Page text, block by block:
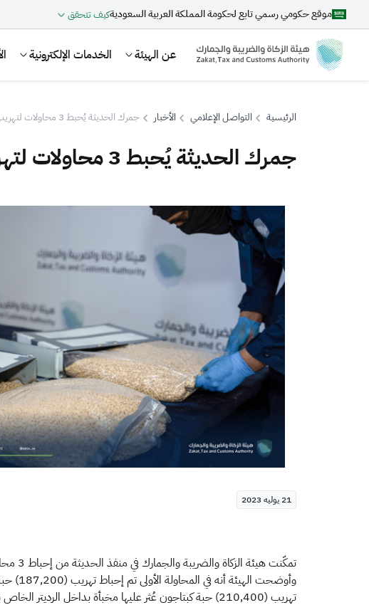
موقع حكومي رسمي تابع لحكومة المملكة العربية السعوديةكيف تتحقق
عن الهيئة الخدمات الإلكترونية
بحث
اقتراحات
الزكاة ضريبة القيمة المضافة الإقرار
الرئيسية التواصل الإعلامي الأخبار جمرك الحديثة يُحبط 3 محاولات لتهريب أكثر من 539 ألف حبة كبتاجون
جمرك الحديثة يُحبط 3 محاولات لتهريب أكثر من 539 ألف حبة كبتاجون
21 يوليه 2023
تمكّنت هيئة الزكاة والضريبة والجمارك في منفذ الحديثة من إحباط 3 محاولات لتهريب أكثر من 539 ألف حبة كبتاجون، عُثِر عليها مُخبأة في شاحنتين ومركبة قدمت إلى المملكة عبر المنفذ.